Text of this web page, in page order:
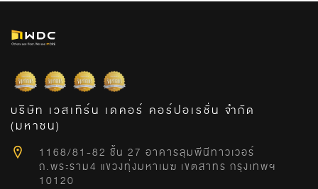
บริษัท เวสเทิร์น เดคอร์ คอร์ปอเรชั่น จำกัด
(มหาชน)
1168/81-82 ชั้น 27 อาคารลุมพีนีทาวเวอร์
ถ.พระราม4 แขวงทุ่งมหาเมฆ เขตสาทร กรุงเทพฯ
10120